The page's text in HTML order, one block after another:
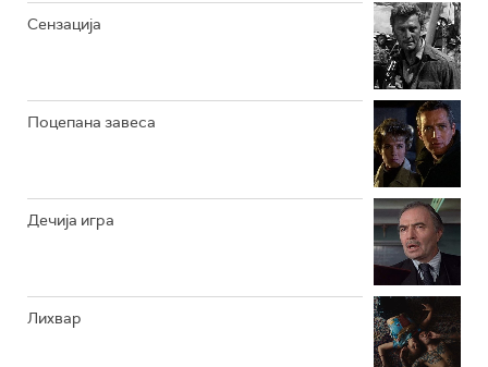
Сензација
Поцепана завеса
Дечија игра
Лихвар